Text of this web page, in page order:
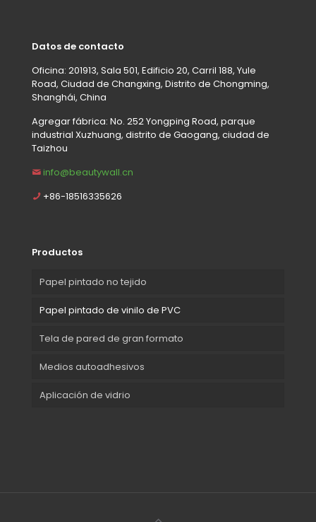
Datos de contacto
Oficina: 201913, Sala 501, Edificio 20, Carril 188, Yule
Road, Ciudad de Changxing, Distrito de Chongming,
Shanghái, China
Agregar fábrica: No. 252 Yongping Road, parque
industrial Xuzhuang, distrito de Gaogang, ciudad de
Taizhou
info@beautywall.cn
+86-18516335626
Productos
Papel pintado no tejido
Papel pintado de vinilo de PVC
Tela de pared de gran formato
Medios autoadhesivos
Aplicación de vidrio